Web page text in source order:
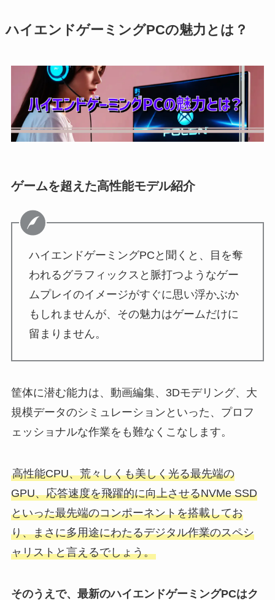
ハイエンドゲーミングPCの魅力とは？
ゲームを超えた高性能モデル紹介
ハイエンドゲーミングPCと聞くと、目を奪
われるグラフィックスと脈打つようなゲー
ムプレイのイメージがすぐに思い浮かぶか
もしれませんが、その魅力はゲームだけに
留まりません。
筐体に潜む能力は、動画編集、3Dモデリング、大
規模データのシミュレーションといった、プロフ
ェッショナルな作業をも難なくこなします。
高性能CPU、荒々しくも美しく光る最先端の
GPU、応答速度を飛躍的に向上させるNVMe SSD
といった最先端のコンポーネントを搭載してお
り、まさに多用途にわたるデジタル作業のスペシ
ャリストと言えるでしょう。
そのうえで、最新のハイエンドゲーミングPCはク